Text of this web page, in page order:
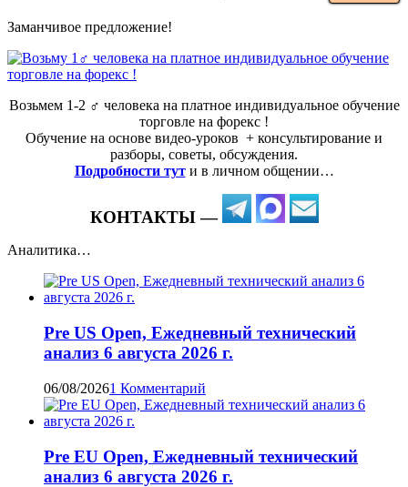
Заманчивое предложение!
Возьмем 1-2 ‍♂️ человека на платное индивидуальное обучение
торговле на форекс !
Обучение на основе видео-уроков ️ + консультирование и
разборы, советы, обсуждения.
Подробности тут и в личном общении…
КОНТАКТЫ —
Аналитика…
Pre US Open, Ежедневный технический
анализ 6 августа 2026 г.
06/08/20261 Комментарий
Pre EU Open, Ежедневный технический
анализ 6 августа 2026 г.